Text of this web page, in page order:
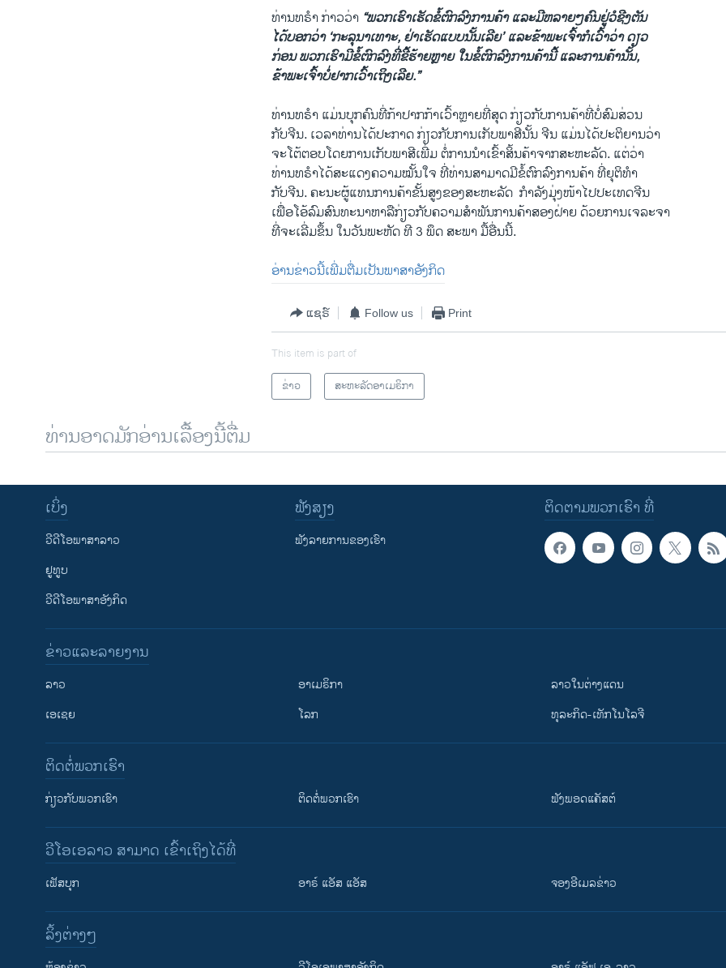
ຕິດຕາມພວກເຮົາ ທີ່
ທ່ານ​ທຣຳ ກ່າວ​ວ່າ “ພວກ​ເຮົາ​ເຮັດຂໍ້ຕົກລົງການ​ຄ້າ ​ແລະມີຫລາຍໆຄົນຢູ່​ວໍ​ຊີງ​ຕັນ ​
ໄດ້​ບອກວ່າ ‘ກະລຸນາ​ເທາະ, ຢ່າ​ເຮັດ​ແບບ​ນັ້ນ​ເລີຍ’ ​ແລະ​ຂ້າພະ​ເຈົ້າ​ກໍ​ເວົ້າ​ວ່າ ດຽວ​
ກ່ອນ ພວກ​ເຮົາ​ມີ​ຂໍ້​ຕົກລົງ​ທີ່​ຂີ້ຮ້າຍ​ຫຼາຍ​ ໃນ​ຂໍ້ຕົກລົງການ​ຄ້າ​ນີ້ ​ແລະ​ການ​ຄ້າ​ນັ້ນ,
ຂ້າພະ​ເຈົ້າ​ບໍ່​ຢາກ​ເວົ້າ​ເຖິງເລີ​ຍ.”
ທ່ານ​ທຣຳ ​ແມ່ນ​ບຸກຄົນທີ່ກ້າປາກກ້າເວົ້າຫຼາຍທີ່ສຸດ ກ່ຽວກັບການຄ້າທີ່ບໍ່ສົມສ່ວນ
​ກັບ​ຈີນ. ເວລາ​ທ່ານ​ໄດ້​ປະກາດ ​ກ່ຽວກັບການເກັບ​ພາສີນັ້ນ ຈີນ​ ແມ່ນ​ໄດ້​ປະຕິຍານ​ວ່າ
​ຈະ​ໂຕ້​ຕອບໂດຍ​ການ​ເກັບ​ພາສີ​ເພີ່ມ​ ຕໍ່​ການ​ນຳ​ເຂົ້າ​ສິ້ນ​ຄ້າຈາກ​ສະຫະລັດ. ​ແຕ່​ວ່າ​
ທ່ານ​ທຣຳ​ໄດ້​ສະແດງຄວາມ​ໝັ້ນ​ໃຈ ທີ່​ທ່ານ​ສາມາດມີ​ຂໍ້​ຕົກລົງ​ການຄ້າ ​ທີ່​ຍຸຕິທຳ
ກັບ​ຈີນ. ຄະນະຜູ້ແທນ​ການ​ຄ້າ​ຂັ້ນ​ສູງ​ຂອງ​ສະຫະລັດ ​ ​ກຳລັງ​ມຸ່ງ​ໜ້າ​ໄປ​ປະເທດ​ຈີນ
​ເພື່ອ​ໂອ້​ລົມ​ສົນທະນາ​ຫາລືກ່ຽວກັບຄວາມສຳພັນການ​ຄ້າ​ສອງ​ຝ່າຍ ດ້ວຍ​ການເຈລະຈາ​
ທີ່​ຈະ​ເລີ່​ມຂຶ້ນ ​ໃນ​ວັນ​ພະຫັດ​ ​ທີ 3 ພຶດ ສະພາ ມື້​ອື່ນ​ນີ້.
ອ່ານ​ຂ່າວ​ນີ້​ເພີ່ມຕື່ມ​ເປັນ​ພາສາ​ອັງກິດ
ແຊຣ໌ Follow us Print
This item is part of
ຂ່າວ
ສະຫະລັດອາເມຣິກາ
ທ່ານອາດມັກອ່ານເລື້ອງນີ້ຕື່ມ
ຕິດຕາມພວກເຮົາ ທີ່
ເບິ່ງ
ວີດີໂອພາສາລາວ
ຢູທູບ
ວີດີໂອພາສາອັງກິດ
ຟັງສຽງ
ຟັງລາຍການຂອງເຮົາ
ຂ່າວແລະລາຍງານ
ລາວ
ເອເຊຍ
ອາເມຣິກາ
ໂລກ
ລາວໃນຕ່າງແດນ
ທຸລະກິດ-ເທັກໂນໂລຈີ
ຕິດຕໍ່ພວກເຮົາ
ກ່ຽວກັບພວກເຮົາ ຕິດຕໍ່ພວກເຮົາ ຟັງພອດແຄັສຕ໌
ວີໂອເອລາວ ສາມາດ ເຂົ້າເຖິງໄດ້ທີ່
ເຟັສບຸກ ອາຣ໌ ແອັສ ແອັສ ຈອງອີເມລຂ່າວ
​ລິ້ງ​ຕ່າງໆ